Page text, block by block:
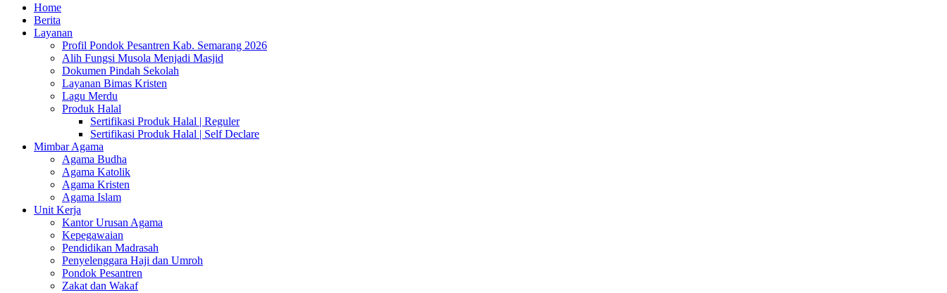
Home
Berita
Layanan
Profil Pondok Pesantren Kab. Semarang 2026
Alih Fungsi Musola Menjadi Masjid
Dokumen Pindah Sekolah
Layanan Bimas Kristen
Lagu Merdu
Produk Halal
Sertifikasi Produk Halal | Reguler
Sertifikasi Produk Halal | Self Declare
Mimbar Agama
Agama Budha
Agama Katolik
Agama Kristen
Agama Islam
Unit Kerja
Kantor Urusan Agama
Kepegawaian
Pendidikan Madrasah
Penyelenggara Haji dan Umroh
Pondok Pesantren
Zakat dan Wakaf